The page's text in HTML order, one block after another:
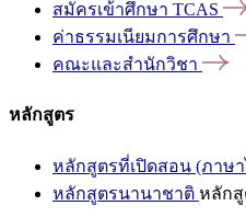
สมัครเข้าศึกษา TCAS
ค่าธรรมเนียมการศึกษา
คณะและสำนักวิชา
หลักสูตร
หลักสูตรที่เปิดสอน (ภาษ
หลักสูตรนานาชาติ หลัก